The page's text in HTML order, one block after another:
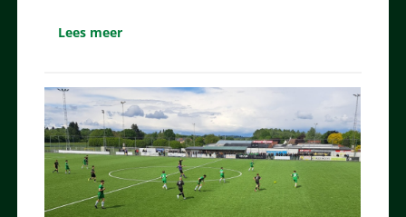
Lees meer